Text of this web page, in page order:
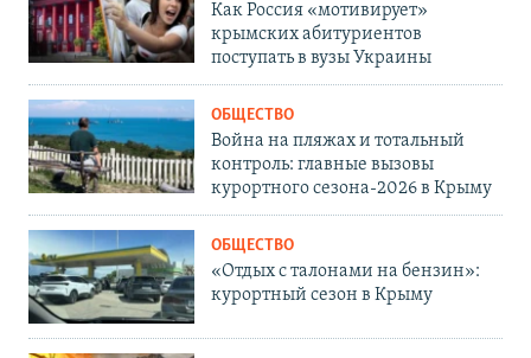
Как Россия «мотивирует»
крымских абитуриентов
поступать в вузы Украины
ОБЩЕСТВО
Война на пляжах и тотальный
контроль: главные вызовы
курортного сезона-2026 в Крыму
ОБЩЕСТВО
«Отдых с талонами на бензин»:
курортный сезон в Крыму